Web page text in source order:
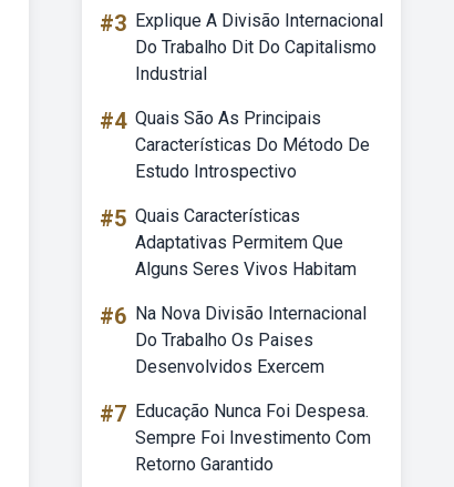
#3 Explique A Divisão Internacional
Do Trabalho Dit Do Capitalismo
Industrial
#4 Quais São As Principais
Características Do Método De
Estudo Introspectivo
#5 Quais Características
Adaptativas Permitem Que
Alguns Seres Vivos Habitam
#6 Na Nova Divisão Internacional
Do Trabalho Os Paises
Desenvolvidos Exercem
#7 Educação Nunca Foi Despesa.
Sempre Foi Investimento Com
Retorno Garantido